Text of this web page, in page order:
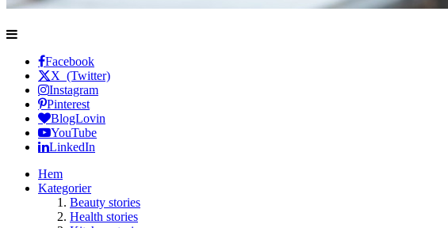
Facebook
X (Twitter)
Instagram
Pinterest
BlogLovin
YouTube
LinkedIn
Hem
Kategorier
Beauty stories
Health stories